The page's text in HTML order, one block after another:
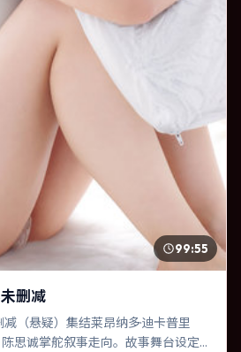
99:55
删减
（悬疑）集结莱昂纳多·迪卡普里
思诚掌舵叙事走向。故事舞台设定